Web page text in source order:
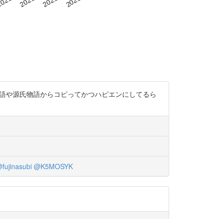
源氏物語からコピってかつハピエンにしてるら
@K5MOSYK